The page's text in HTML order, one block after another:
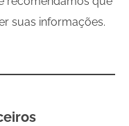
suas informações.